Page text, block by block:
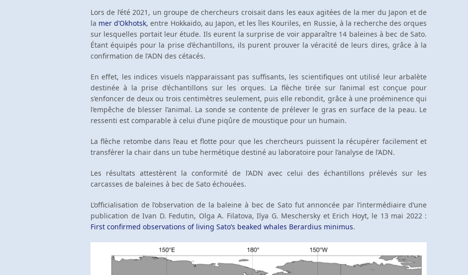
Lors de l’été 2021, un groupe de chercheurs croisait dans les eaux agitées de la mer du Japon et de
la mer d’Okhotsk, entre Hokkaido, au Japon, et les îles Kouriles, en Russie, à la recherche des orques
sur lesquelles portait leur étude. Ils eurent la surprise de voir apparaître 14 baleines à bec de Sato.
Étant équipés pour la prise d’échantillons, ils purent prouver la véracité de leurs dires, grâce à la
confirmation de l’ADN des cétacés.
En effet, les indices visuels n’apparaissant pas suffisants, les scientifiques ont utilisé leur arbalète
destinée à la prise d’échantillons sur les orques. La flèche tirée sur l’animal est conçue pour
s’enfoncer de deux ou trois centimètres seulement, puis elle rebondit, grâce à une proéminence qui
l’empêche de blesser l’animal. La sonde se contente de prélever le gras en surface de la peau. Le
ressenti est comparable à celui d’une piqûre de moustique pour un humain.
La flèche retombe dans l’eau et flotte pour que les chercheurs puissent la récupérer facilement et
transférer la chair dans un tube hermétique destiné au laboratoire pour l’analyse de l’ADN.
Les résultats attestèrent la conformité de l’ADN avec celui des échantillons prélevés sur les
carcasses de baleines à bec de Sato échouées.
L’officialisation de l’observation de la baleine à bec de Sato fut annoncée par l’intermédiaire d’une
publication de Ivan D. Fedutin, Olga A. Filatova, Ilya G. Meschersky et Erich Hoyt, le 13 mai 2022 :
First confirmed observations of living Sato’s beaked whales Berardius minimus.